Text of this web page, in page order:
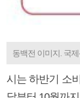
동백전 이미지. 국
시는 하반기 소